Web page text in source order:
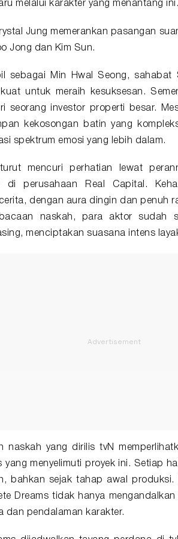
melalui karakter yang menantang ini.
Jung memerankan pasangan
Jong dan Kim Sun.
sebagai Min Hwal Seong, sahabat
untuk meraih kesuksesan.
seorang investor properti besar.
kekosongan batin yang
spektrum emosi yang lebih dalam.
mencuri perhatian lewat
di perusahaan Real Capital.
dengan aura dingin dan penuh
naskah, para aktor sudah
menciptakan suasana intens
naskah yang dirilis tvN
yang menyelimuti proyek ini. Setiap
bahkan sejak tahap awal produksi.
Dreams tidak hanya
dan pendalaman karakter.